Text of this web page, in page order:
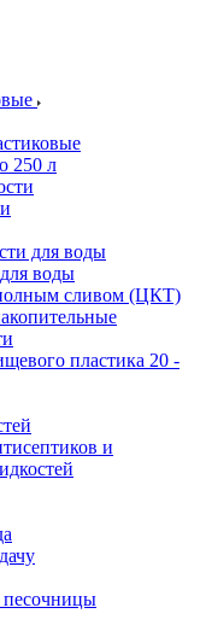
250 л
для воды
воды
сливом (ЦКТ)
пластика 20 -
и
песочницы